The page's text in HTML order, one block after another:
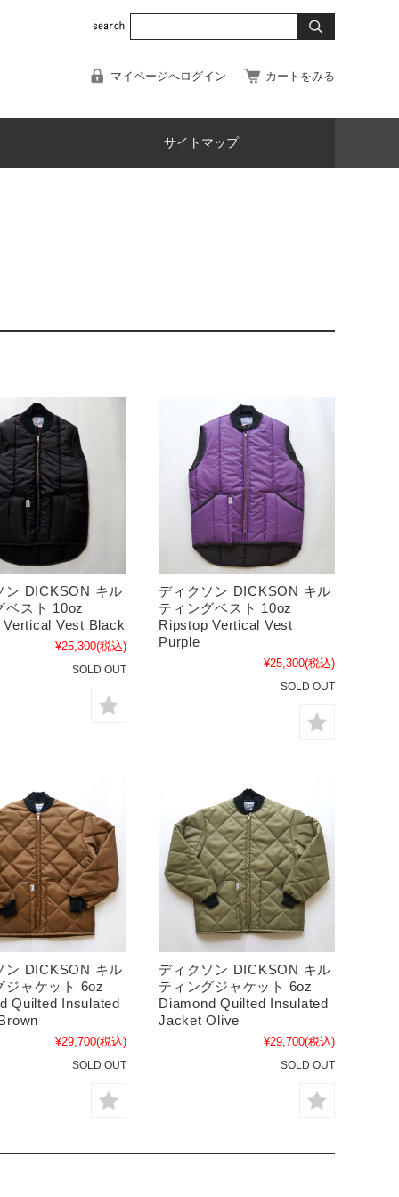
マイページへログイン カートをみる
サイトマップ
ン DICKSON キル
ベスト 10oz
Vertical Vest Black
¥25,300(税込)
SOLD OUT
ディクソン DICKSON キル
ティングベスト 10oz
Ripstop Vertical Vest
Purple
¥25,300(税込)
SOLD OUT
ン DICKSON キル
ジャケット 6oz
Quilted Insulated
¥29,700(税込)
SOLD OUT
ディクソン DICKSON キル
ティングジャケット 6oz
Diamond Quilted Insulated
Jacket Olive
¥29,700(税込)
SOLD OUT